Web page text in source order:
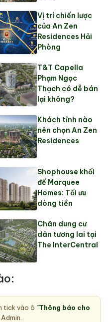
Vị trí chiến lược
của An Zen
Residences Hải
Phòng
T&T Capella
Phạm Ngọc
Thạch có dễ bán
lại không?
Khách tỉnh nào
nên chọn An Zen
Residences
Shophouse khối
đế Marquee
Homes: Tối ưu
dòng tiền
Chân dung cư
dân tương lai tại
The InterCentral
tick vào ô "Thông báo cho